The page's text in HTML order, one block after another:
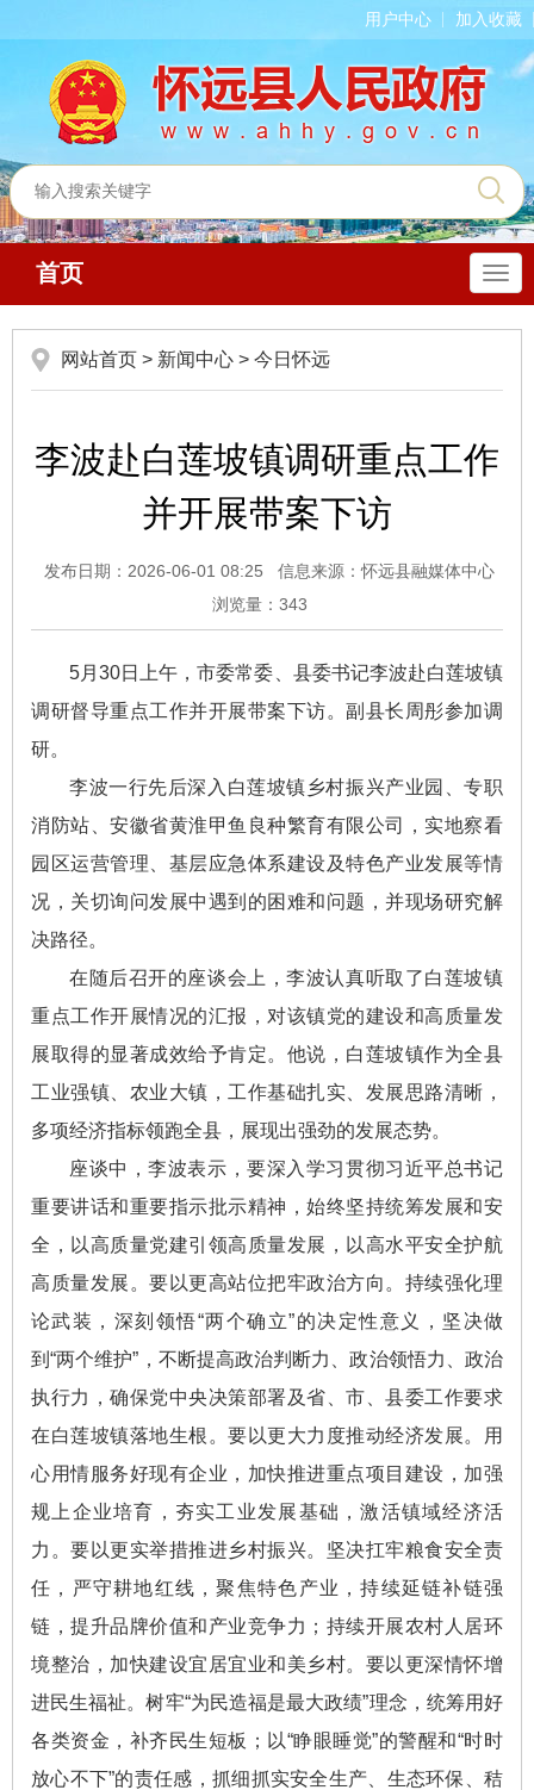
用户中心 加入收藏
导
航
首页
网站首页 > 新闻中心 > 今日怀远
李波赴白莲坡镇调研重点工作
并开展带案下访
发布日期：2026-06-01 08:25
信息来源：怀远县融媒体中心
浏览量： 343
5月30日上午，市委常委、县委书记李波赴白莲坡镇
调研督导重点工作并开展带案下访。副县长周彤参加调
研。
李波一行先后深入白莲坡镇乡村振兴产业园、专职
消防站、安徽省黄淮甲鱼良种繁育有限公司，实地察看
园区运营管理、基层应急体系建设及特色产业发展等情
况，关切询问发展中遇到的困难和问题，并现场研究解
决路径。
在随后召开的座谈会上，李波认真听取了白莲坡镇
重点工作开展情况的汇报，对该镇党的建设和高质量发
展取得的显著成效给予肯定。他说，白莲坡镇作为全县
工业强镇、农业大镇，工作基础扎实、发展思路清晰，
多项经济指标领跑全县，展现出强劲的发展态势。
座谈中，李波表示，要深入学习贯彻习近平总书记
重要讲话和重要指示批示精神，始终坚持统筹发展和安
全，以高质量党建引领高质量发展，以高水平安全护航
高质量发展。要以更高站位把牢政治方向。持续强化理
论武装，深刻领悟“两个确立”的决定性意义，坚决做
到“两个维护”，不断提高政治判断力、政治领悟力、政治
执行力，确保党中央决策部署及省、市、县委工作要求
在白莲坡镇落地生根。要以更大力度推动经济发展。用
心用情服务好现有企业，加快推进重点项目建设，加强
规上企业培育，夯实工业发展基础，激活镇域经济活
力。要以更实举措推进乡村振兴。坚决扛牢粮食安全责
任，严守耕地红线，聚焦特色产业，持续延链补链强
链，提升品牌价值和产业竞争力；持续开展农村人居环
境整治，加快建设宜居宜业和美乡村。要以更深情怀增
进民生福祉。树牢“为民造福是最大政绩”理念，统筹用好
各类资金，补齐民生短板；以“睁眼睡觉”的警醒和“时时
放心不下”的责任感，抓细抓实安全生产、生态环保、秸